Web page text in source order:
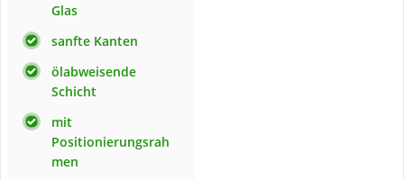
Glas
sanfte Kanten
ölabweisende
Schicht
mit
Positionierungsrah
men